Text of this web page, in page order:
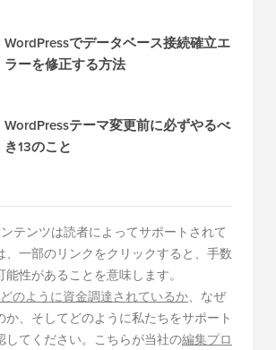
WordPressでデータベース接続確立エ
ラーを修正する方法
WordPressテーマ変更前に必ずやるべ
き13のこと
テンツは読者によってサポートされて
、一部のリンクをクリックすると、手数
性があることを意味します。
のように資金調達されているか、なぜ
か、そしてどのように私たちをサポート
してください。こちらが当社の編集プロ